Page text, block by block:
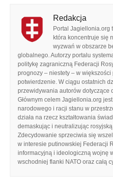
Redakcja
Portal Jagiellonia.org
która koncentruje się
wyzwań w obszarze
globalnego. Autorzy portalu
politykę zagraniczną Federacji
prognozy – niestety – w
potwierdzenie. W ciągu ostatnich
przewidywania autorów dotyczące
Głównym celem Jagiellonia.org
narodowego i racji stanu w
działa na rzecz kształtowania
demaskując i neutralizując
Zdecydowanie sprzeciwia się
w interesie putinowskiej Federacji
informacyjną i ideologiczną wojnę
wschodniej flanki NATO oraz całą